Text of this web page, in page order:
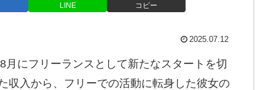
LINE コピー
2025.07.12
にフリーランスとして新たなスタートを切
収入から、フリーでの活動に転身した彼女の